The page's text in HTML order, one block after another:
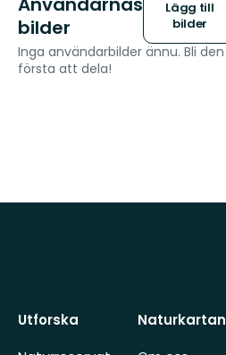
bilder
Lägg till
bilder
Inga användarbilder ännu. Bli den
första att dela!
Utforska
Naturkartan